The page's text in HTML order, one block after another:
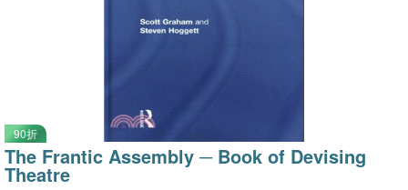
90折
The Frantic Assembly ─ Book of Devising
Theatre